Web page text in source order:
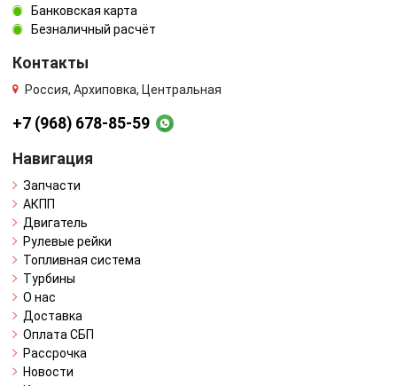
Банковская карта
Безналичный расчёт
Контакты
Россия, Архиповка, Центральная
+7 (968) 678-85-59
Навигация
Запчасти
АКПП
Двигатель
Рулевые рейки
Топливная система
Турбины
О нас
Доставка
Оплата СБП
Рассрочка
Новости